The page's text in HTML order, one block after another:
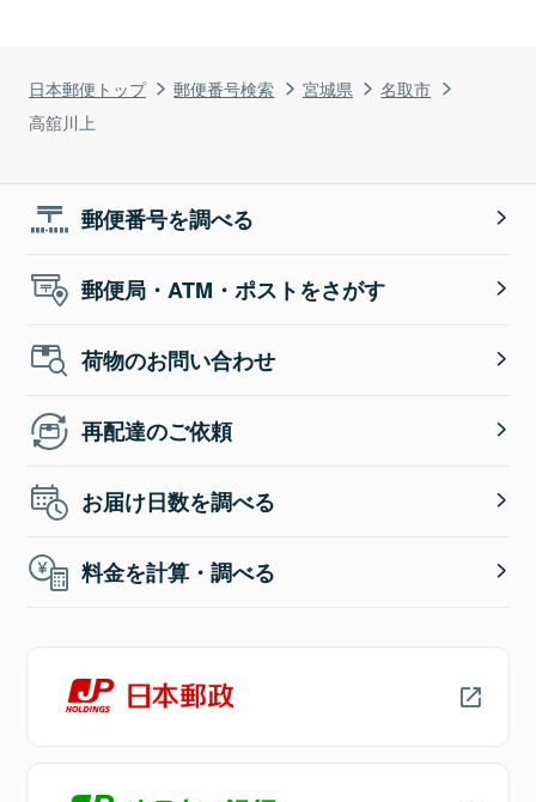
日本郵便トップ 郵便番号検索 宮城県
名取市
高舘川上
郵便番号を調べる
郵便局・ATM・ポストをさがす
荷物のお問い合わせ
再配達のご依頼
お届け日数を調べる
料金を計算・調べる